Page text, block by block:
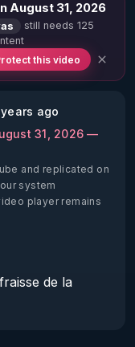
August 31, 2026
still needs 125
this video
ago
31, 2026 —
and replicated on
system
player remains
de la